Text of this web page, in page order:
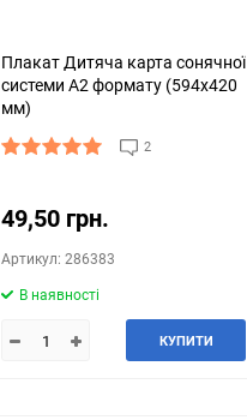
Плакат Дитяча карта сонячної
системи А2 формату (594х420
мм)
2
49,50 грн.
Артикул: 286383
В наявності
КУПИТИ